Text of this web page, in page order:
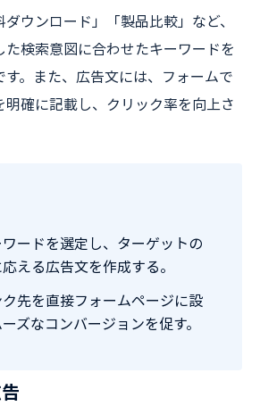
ウンロード」「製品比較」など、
た検索意図に合わせたキーワードを
。また、広告文には、フォームで
確に記載し、クリック率を向上さ
ードを選定し、ターゲットの
える広告文を作成する。
先を直接フォームページに設
ズなコンバージョンを促す。